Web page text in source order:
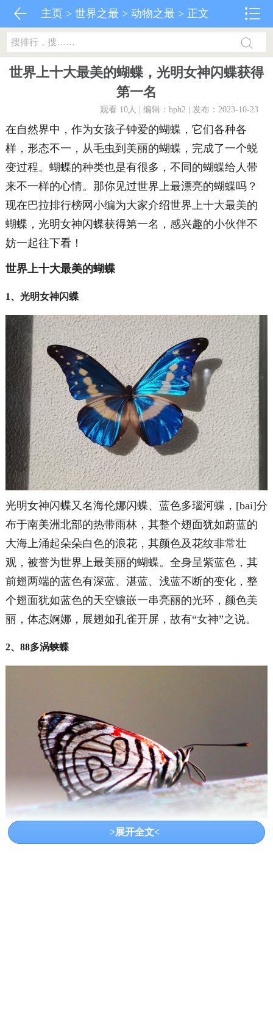
主页 >世界之最 >动物之最 > 正文
世界上十大最美的蝴蝶，光明女神闪蝶获得
第一名
观看 10人 | 编辑：hph2 | 发布：2023-10-23
在自然界中，作为女孩子钟爱的蝴蝶，它们各种各
样，形态不一，从毛虫到美丽的蝴蝶，完成了一个蜕
变过程。蝴蝶的种类也是有很多，不同的蝴蝶给人带
来不一样的心情。那你见过世界上最漂亮的蝴蝶吗？
现在巴拉排行榜网小编为大家介绍世界上十大最美的
蝴蝶，光明女神闪蝶获得第一名，感兴趣的小伙伴不
妨一起往下看！
世界上十大最美的蝴蝶
1、光明女神闪蝶
光明女神闪蝶又名海伦娜闪蝶、蓝色多瑙河蝶，[bai]分
布于南美洲北部的热带雨林，其整个翅面犹如蔚蓝的
大海上涌起朵朵白色的浪花，其颜色及花纹非常壮
观，被誉为世界上最美丽的蝴蝶。全身呈紫蓝色，其
前翅两端的蓝色有深蓝、湛蓝、浅蓝不断的变化，整
个翅面犹如蓝色的天空镶嵌一串亮丽的光环，颜色美
丽，体态婀娜，展翅如孔雀开屏，故有“女神”之说。
2、88多涡蛱蝶
>展开全文<